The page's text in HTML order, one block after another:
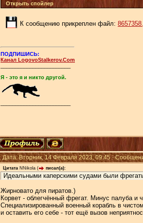
К сообщению прикреплен файл:
ПОДПИШИСЬ:
Канал LogovoStalkerov.Com
Я - это я и никто другой.
Дата: Вторник, 14 Февраля 2023, 09:45 ·
Цитата NNikola ( писал(а):
Идеальными каперскими судами были
Жирновато для пиратов.)
Корвет - облегчённый фрегат. Минус палуба и
Специализированный военный корабль в
и оставить его себе - тот ещё вызов